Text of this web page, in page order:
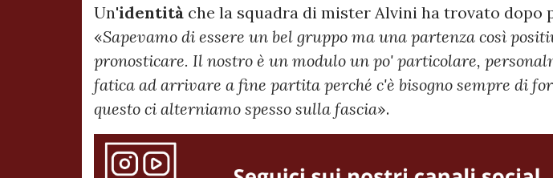
Un'identità che la squadra di mister Alvini ha trovato dopo
«Sapevamo di essere un bel gruppo ma una partenza così
pronosticare. Il nostro è un modulo un po' particolare,
fatica ad arrivare a fine partita perché c'è bisogno sempre di
questo ci alterniamo spesso sulla fascia».